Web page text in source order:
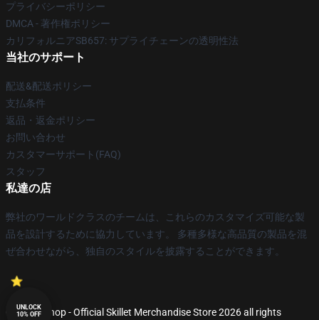
プライバシーポリシー
DMCA - 著作権ポリシー
カリフォルニアSB657: サプライチェーンの透明性法
当社のサポート
配送&配送ポリシー
支払条件
返品・返金ポリシー
お問い合わせ
カスタマーサポート(FAQ)
スタッフ
私達の店
弊社のワールドクラスのチームは、これらのカスタマイズ可能な製
品を設計するために協力しています。 多種多様な高品質の製品を混
ぜ合わせながら、独自のスタイルを披露することができます。
© Skillet Shop - Official Skillet Merchandise Store 2026 all rights
UNLOCK
10% OFF